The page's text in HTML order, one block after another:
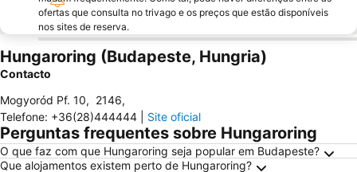
ofertas que consulta no trivago e os preços que estão disponíveis
nos sites de reserva.
Hungaroring (Budapeste, Hungria)
Contacto
Mogyoród Pf. 10, 2146,
Telefone: +36(28)444444 Site oficial
Perguntas frequentes sobre Hungaroring
O que faz com que Hungaroring seja popular em Budapeste?
Que alojamentos existem perto de Hungaroring?